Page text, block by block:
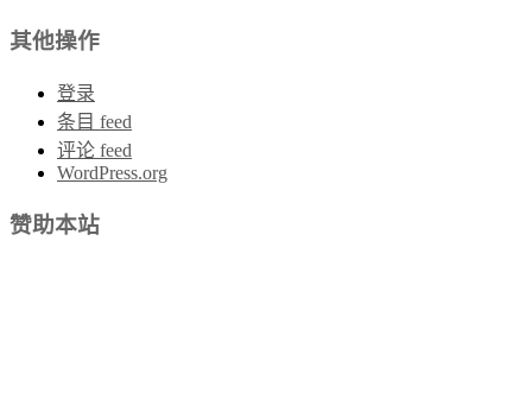
其他操作
登录
条目 feed
评论 feed
WordPress.org
赞助本站